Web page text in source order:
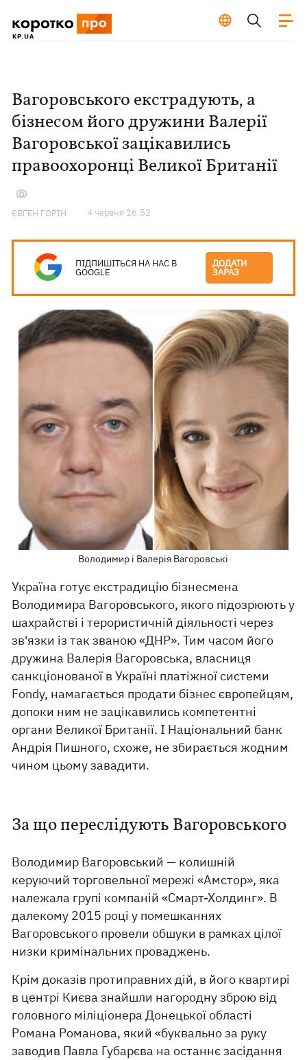
Вагоровського екстрадують, а
бізнесом його дружини Валерії
Вагоровської зацікавились
правоохоронці Великої Британії
ЄВГЕН ГОРІН 4 червня 16:52
ПІДПИШІТЬСЯ НА НАС В
GOOGLE
ДОДАТИ
ЗАРАЗ
Володимир і Валерія Вагоровські
Україна готує екстрадицію бізнесмена
Володимира Вагоровського, якого підозрюють у
шахрайстві і терористичній діяльності через
зв'язки із так званою «ДНР». Тим часом його
дружина Валерія Вагоровська, власниця
санкціонованої в Україні платіжної системи
Fondy, намагається продати бізнес європейцям,
допоки ним не зацікавились компетентні
органи Великої Британії. І Національний банк
Андрія Пишного, схоже, не збирається жодним
чином цьому завадити.
За що переслідують Вагоровського
Володимир Вагоровський — колишній
керуючий торговельної мережі «Амстор», яка
належала групі компаній «Смарт-Холдинг». В
далекому 2015 році у помешканнях
Вагоровського провели обшуки в рамках цілої
низки кримінальних проваджень.
Крім доказів протиправних дій, в його квартирі
в центрі Києва знайшли нагородну зброю від
головного міліціонера Донецької області
Романа Романова, який «буквально за руку
заводив Павла Губарєва на останнє засідання